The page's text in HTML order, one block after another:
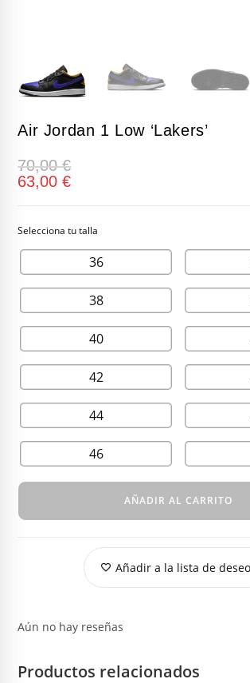
Air Jordan 1 Low ‘Lakers’
70,00€
63,00€
36
38
40
42
44
46
AÑADIR AL CARRITO
Añadir a la lista de
Aún no hay reseñas
Productos relacionados